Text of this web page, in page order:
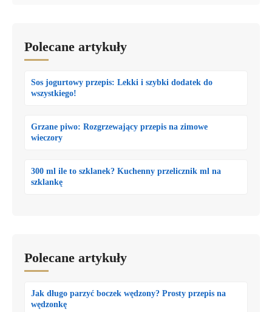
Polecane artykuły
Sos jogurtowy przepis: Lekki i szybki dodatek do
wszystkiego!
Grzane piwo: Rozgrzewający przepis na zimowe
wieczory
300 ml ile to szklanek? Kuchenny przelicznik ml na
szklankę
Polecane artykuły
Jak długo parzyć boczek wędzony? Prosty przepis na
wędzonkę